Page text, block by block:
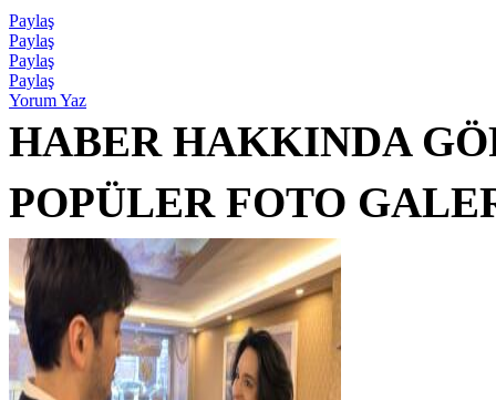
Paylaş
Paylaş
Paylaş
Paylaş
Yorum Yaz
HABER HAKKINDA
POPÜLER FOTO